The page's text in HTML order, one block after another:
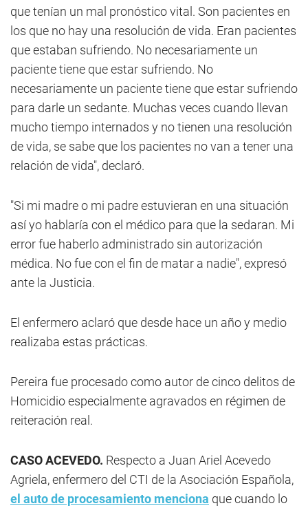
que tenían un mal pronóstico vital. Son pacientes en
los que no hay una resolución de vida. Eran pacientes
que estaban sufriendo. No necesariamente un
paciente tiene que estar sufriendo. No
necesariamente un paciente tiene que estar sufriendo
para darle un sedante. Muchas veces cuando llevan
mucho tiempo internados y no tienen una resolución
de vida, se sabe que los pacientes no van a tener una
relación de vida", declaró.
"Si mi madre o mi padre estuvieran en una situación
así yo hablaría con el médico para que la sedaran. Mi
error fue haberlo administrado sin autorización
médica. No fue con el fin de matar a nadie", expresó
ante la Justicia.
El enfermero aclaró que desde hace un año y medio
realizaba estas prácticas.
Pereira fue procesado como autor de cinco delitos de
Homicidio especialmente agravados en régimen de
reiteración real.
CASO ACEVEDO. Respecto a Juan Ariel Acevedo
Agriela, enfermero del CTI de la Asociación Española,
el auto de procesamiento menciona que cuando lo